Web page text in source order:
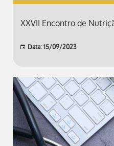
XXVII Encontro de
Data: 15/09/2023